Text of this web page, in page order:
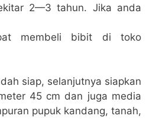
2—3 tahun. Jika anda
membeli bibit di toko
siap, selanjutnya siapkan
45 cm dan juga media
pupuk kandang, tanah,